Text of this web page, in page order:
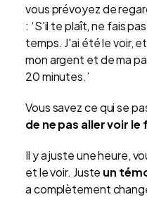
vous prévoyez de
: ‘S'il te plaît, ne fais
temps. J'ai été le voir,
mon argent et de ma
20 minutes.’
Vous savez ce qui se
de ne pas aller voir le
Il y a juste une heure,
et le voir. Juste un
a complètement